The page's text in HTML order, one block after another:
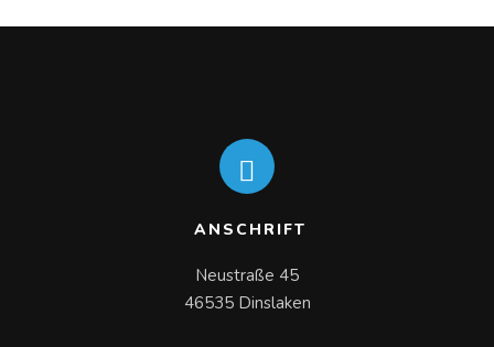
ANSCHRIFT
Neustraße 45
46535 Dinslaken